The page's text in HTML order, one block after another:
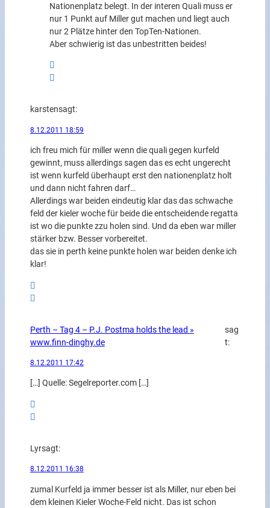
Nationenplatz belegt. In der interen Quali muss er
nur 1 Punkt auf Miller gut machen und liegt auch
nur 2 Plätze hinter den TopTen-Nationen.
Aber schwierig ist das unbestritten beides!
karstensagt:
8.12.2011 18:59
ich freu mich für miller wenn die quali gegen kurfeld
gewinnt, muss allerdings sagen das es echt ungerecht
ist wenn kurfeld überhaupt erst den nationenplatz holt
und dann nicht fahren darf…
Allerdings war beiden eindeutig klar das das schwache
feld der kieler woche für beide die entscheidende regatta
ist wo die punkte zzu holen sind. Und da eben war miller
stärker bzw. Besser vorbereitet.
das sie in perth keine punkte holen war beiden denke ich
klar!
Perth – Tag 4 – P.J. Postma holds the lead »
www.finn-dinghy.de
sag
t:
8.12.2011 17:42
[…] Quelle: Segelreporter.com […]
Lyrsagt:
8.12.2011 16:38
zumal Kurfeld ja immer besser ist als Miller, nur eben bei
dem kleinen Kieler Woche-Feld nicht. Das ist schon